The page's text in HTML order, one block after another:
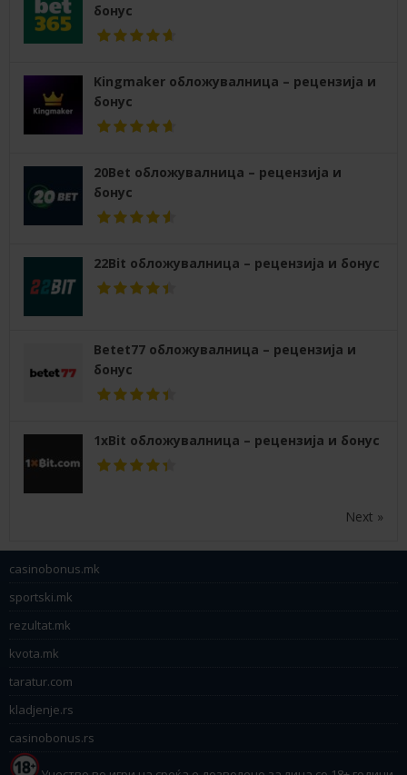
бонус
Kingmaker обложувалница – рецензија и
бонус
20Bet обложувалница – рецензија и
бонус
22Bit обложувалница – рецензија и бонус
Betet77 обложувалница – рецензија и
бонус
1xBit обложувалница – рецензија и бонус
Next »
casinobonus.mk
sportski.mk
rezultat.mk
kvota.mk
taratur.com
kladjenje.rs
casinobonus.rs